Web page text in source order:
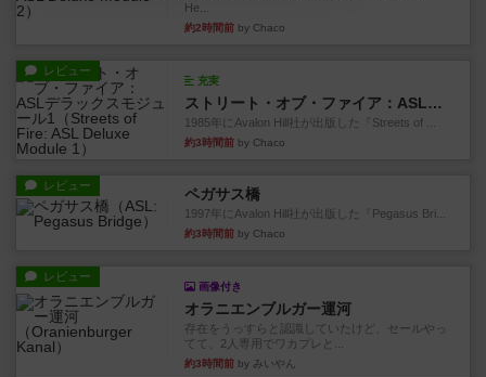
He...
約2時間前 by Chaco
レビュー
充実
ストリート・オブ・ファイア：ASLデラックスモジュール1
1985年にAvalon Hill社が出版した『Streets of ...
約3時間前 by Chaco
レビュー ペガサス橋
1997年にAvalon Hill社が出版した『Pegasus Bri...
約3時間前 by Chaco
レビュー
画像付き
オラニエンブルガー運河
存在をうっすらと認識していたけど、セールやっ
てて、2人専用でワカプレと...
約3時間前 by みいやん